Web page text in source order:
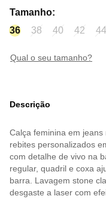
Tamanho:
36
38 40 42 44
qual o seu tamanho?
Descrição
Calça feminina em
rebites personalizados
com detalhe de vivo na
regular, quadril e coxa
barra. Lavagem stone
desgaste a laser com